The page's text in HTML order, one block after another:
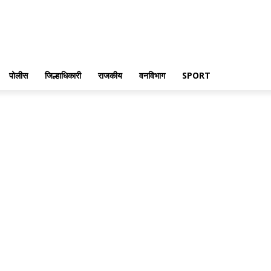
पोलीस जिल्हाधिकारी राजकीय वनविभाग SPORT